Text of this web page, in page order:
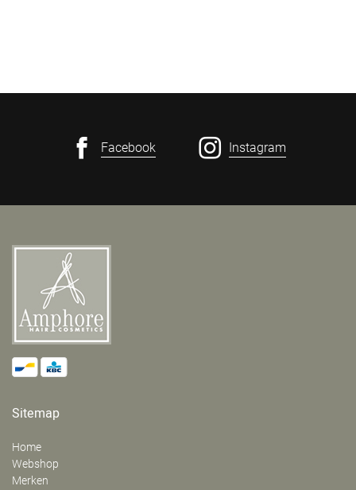
Facebook Instagram
Sitemap
Home
Webshop
Merken